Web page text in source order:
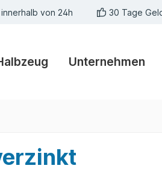
von 24h 30 Tage
Unternehmen